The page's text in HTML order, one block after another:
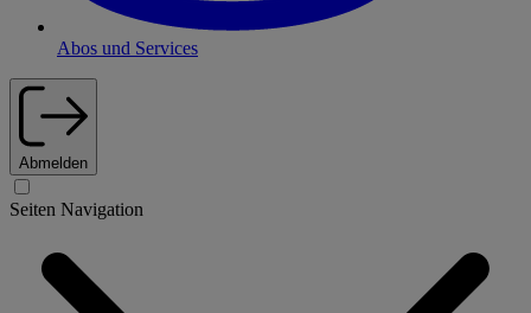
Abos und Services
Abmelden
Seiten Navigation